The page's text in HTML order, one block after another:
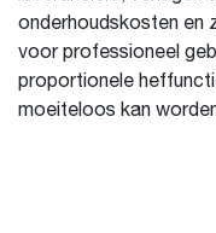
onderhoudskosten en
voor professioneel
proportionele
moeiteloos kan